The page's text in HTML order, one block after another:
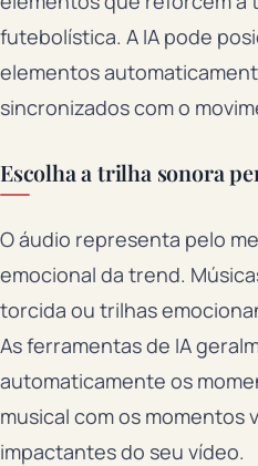
futebolística. A IA pode
elementos
sincronizados com o
Escolha a trilha sonora
O áudio representa pelo
emocional da trend.
torcida ou trilhas
As ferramentas de IA
automaticamente os
musical com os momentos
impactantes do seu vídeo.